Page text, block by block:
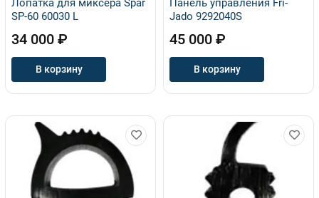
Лопатка для миксера Spar
SP-60 60030 L
34 000 ₽
В корзину
Панель управления Fri-
Jado 9292040S
45 000 ₽
В корзину